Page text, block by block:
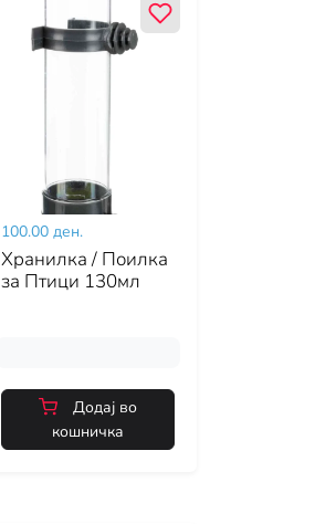
100.00 ден.
Хранилка / Поилка
за Птици 130мл
Додај во
кошничка